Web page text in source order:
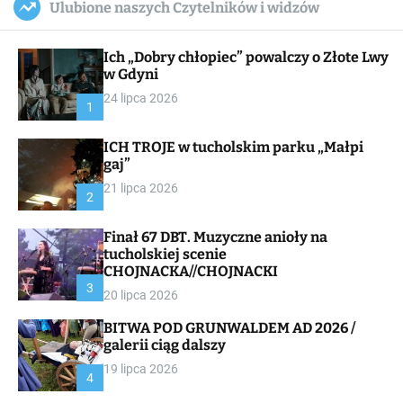
c
a
a
s
W
i
e
l
c
Ulubione naszych Czytelników i widzów
1
Ich „Dobry chłopiec” powalczy o Złote Lwy
w Gdyni
24 lipca 2026
2
ICH TROJE w tucholskim parku „Małpi
gaj”
21 lipca 2026
3
Finał 67 DBT. Muzyczne anioły na
tucholskiej scenie
CHOJNACKA//CHOJNACKI
20 lipca 2026
4
BITWA POD GRUNWALDEM AD 2026 /
galerii ciąg dalszy
19 lipca 2026